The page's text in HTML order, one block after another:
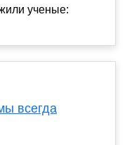
ученые:
всегда